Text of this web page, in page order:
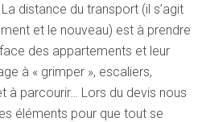
distance du transport (il s’agit
et le nouveau) est à prendre
des appartements et leur
à « grimper », escaliers,
à parcourir… Lors du devis nous
éléments pour que tout se